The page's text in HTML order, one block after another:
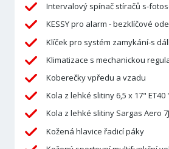
Intervalový spínač stíračů s-
KESSY pro alarm - bezklíčové
Klíček pro systém zamykání-s
Klimatizace s mechanickou
Koberečky vpředu a vzadu
Kola z lehké slitiny 6,5 x 17"
Kola z lehké slitiny Sargas Aero
Kožená hlavice řadicí páky